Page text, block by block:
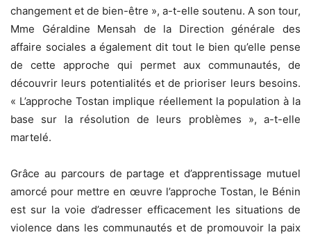
changement et de bien-être », a-t-elle soutenu. A son tour,
Mme Géraldine Mensah de la Direction générale des
affaire sociales a également dit tout le bien qu’elle pense
de cette approche qui permet aux communautés, de
découvrir leurs potentialités et de prioriser leurs besoins.
« L’approche Tostan implique réellement la population à la
base sur la résolution de leurs problèmes », a-t-elle
martelé.
Grâce au parcours de partage et d’apprentissage mutuel
amorcé pour mettre en œuvre l’approche Tostan, le Bénin
est sur la voie d’adresser efficacement les situations de
violence dans les communautés et de promouvoir la paix